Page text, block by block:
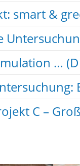
smart &
…
C –